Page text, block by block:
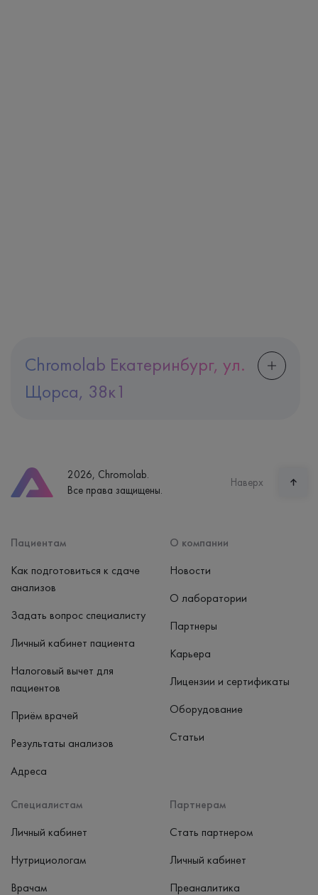
Chromolab Екатеринбург, ул.
Щорса, 38к1
Часы работы
пн-вс: 7:30-15:00
2026, Chromolab.
Все права защищены.
Наверх
Пациентам
Как подготовиться к сдаче
анализов
Задать вопрос специалисту
Личный кабинет пациента
Налоговый вычет для
пациентов
Приём врачей
Результаты анализов
Адреса
Специалистам
Личный кабинет
Нутрициологам
Врачам
Партнерам
Стать партнером
Личный кабинет
Преаналитика
О компании
Новости
О лаборатории
Партнеры
Карьера
Лицензии и сертификаты
Оборудование
Статьи